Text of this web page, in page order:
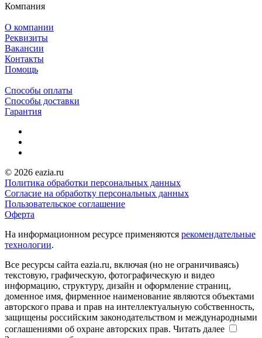
Компания
О компании
Реквизиты
Вакансии
Контакты
Помощь
Способы оплаты
Способы доставки
Гарантия
© 2026 eazia.ru
Политика обработки персональных данных
Согласие на обработку персональных данных
Пользовательское соглашение
Оферта
На информационном ресурсе применяются рекомендательные
технологии.
Все ресурсы сайта eazia.ru, включая (но не ограничиваясь)
текстовую, графическую, фотографическую и видео
информацию, структуру, дизайн и оформление страниц,
доменное имя, фирменное наименование являются объектами
авторского права и прав на интеллектуальную собственность,
защищены российским законодательством и международными
соглашениями об охране авторских прав. Читать далее